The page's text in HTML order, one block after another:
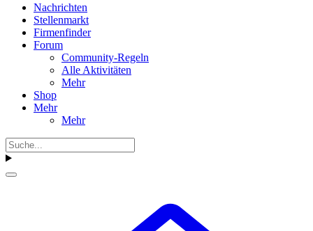
Nachrichten
Stellenmarkt
Firmenfinder
Forum
Community-Regeln
Alle Aktivitäten
Mehr
Shop
Mehr
Mehr